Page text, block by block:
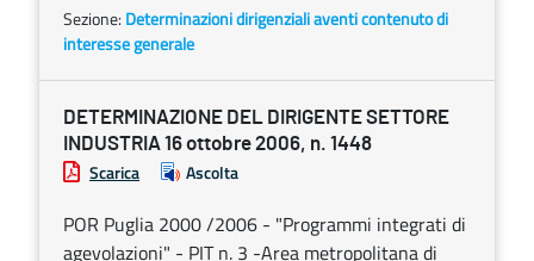
Sezione: Determinazioni dirigenziali aventi contenuto di
interesse generale
DETERMINAZIONE DEL DIRIGENTE SETTORE
INDUSTRIA 16 ottobre 2006, n. 1448
Scarica Ascolta
POR Puglia 2000 /2006 - "Programmi integrati di
agevolazioni" - PIT n. 3 -Area metropolitana di